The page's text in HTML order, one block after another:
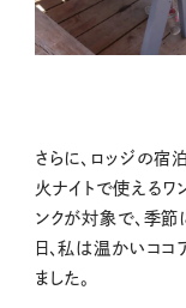
さらに、ロッジの
火ナイトで使えるワ
ンクが対象で、季節
日、私は温かいコ
ました。